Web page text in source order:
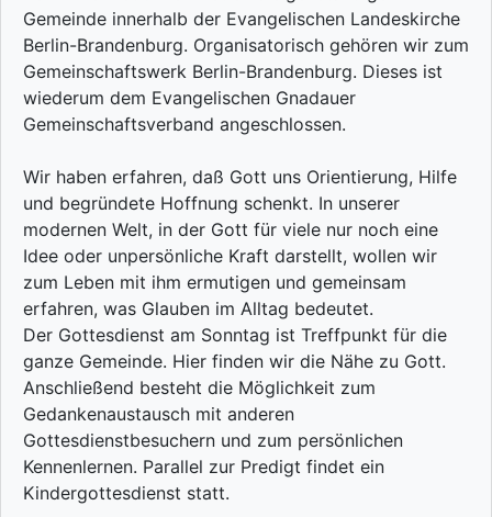
Gemeinde innerhalb der Evangelischen Landeskirche
Berlin-Brandenburg. Organisatorisch gehören wir zum
Gemeinschaftswerk Berlin-Brandenburg. Dieses ist
wiederum dem Evangelischen Gnadauer
Gemeinschaftsverband angeschlossen.
Wir haben erfahren, daß Gott uns Orientierung, Hilfe
und begründete Hoffnung schenkt. In unserer
modernen Welt, in der Gott für viele nur noch eine
Idee oder unpersönliche Kraft darstellt, wollen wir
zum Leben mit ihm ermutigen und gemeinsam
erfahren, was Glauben im Alltag bedeutet.
Der Gottesdienst am Sonntag ist Treffpunkt für die
ganze Gemeinde. Hier finden wir die Nähe zu Gott.
Anschließend besteht die Möglichkeit zum
Gedankenaustausch mit anderen
Gottesdienstbesuchern und zum persönlichen
Kennenlernen. Parallel zur Predigt findet ein
Kindergottesdienst statt.